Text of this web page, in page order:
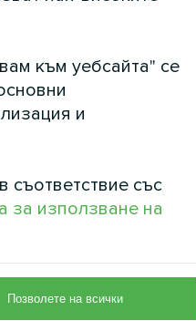
към уебсайта" се
и
съответствие със
за използване на
Позволете на всички